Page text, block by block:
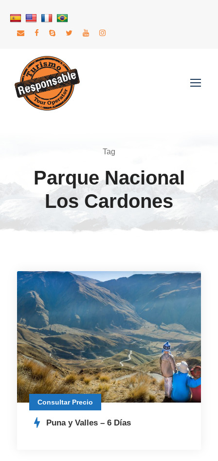
Tag
Parque Nacional
Los Cardones
Consultar Precio
Puna y Valles – 6 Días